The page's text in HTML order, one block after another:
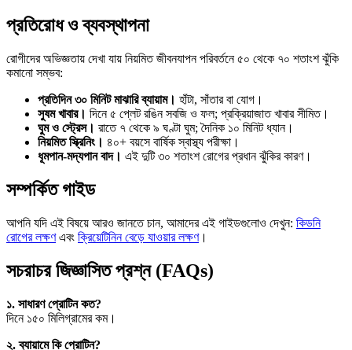
প্রতিরোধ ও ব্যবস্থাপনা
রোগীদের অভিজ্ঞতায় দেখা যায় নিয়মিত জীবনযাপন পরিবর্তনে ৫০ থেকে ৭০ শতাংশ ঝুঁকি
কমানো সম্ভব:
প্রতিদিন ৩০ মিনিট মাঝারি ব্যায়াম। হাঁটা, সাঁতার বা যোগ।
সুষম খাবার। দিনে ৫ প্লেট রঙিন সবজি ও ফল; প্রক্রিয়াজাত খাবার সীমিত।
ঘুম ও স্ট্রেস। রাতে ৭ থেকে ৯ ঘণ্টা ঘুম; দৈনিক ১০ মিনিট ধ্যান।
নিয়মিত স্ক্রিনিং। ৪০+ বয়সে বার্ষিক স্বাস্থ্য পরীক্ষা।
ধূমপান-মদ্যপান বাদ। এই দুটি ৩০ শতাংশ রোগের প্রধান ঝুঁকির কারণ।
সম্পর্কিত গাইড
আপনি যদি এই বিষয়ে আরও জানতে চান, আমাদের এই গাইডগুলোও দেখুন: কিডনি
রোগের লক্ষণএবং ক্রিয়েটিনিন বেড়ে যাওয়ার লক্ষণ।
সচরাচর জিজ্ঞাসিত প্রশ্ন (FAQs)
১. সাধারণ প্রোটিন কত?
দিনে ১৫০ মিলিগ্রামের কম।
২. ব্যায়ামে কি প্রোটিন?